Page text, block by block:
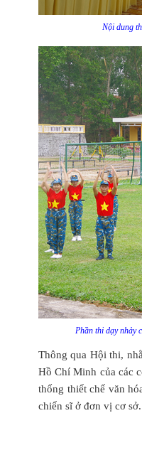
Nội dung
Phần thi dạy nhảy
Thông qua Hội thi,
Hồ Chí Minh của các
thống thiết chế văn
chiến sĩ ở đơn vị cơ sở.